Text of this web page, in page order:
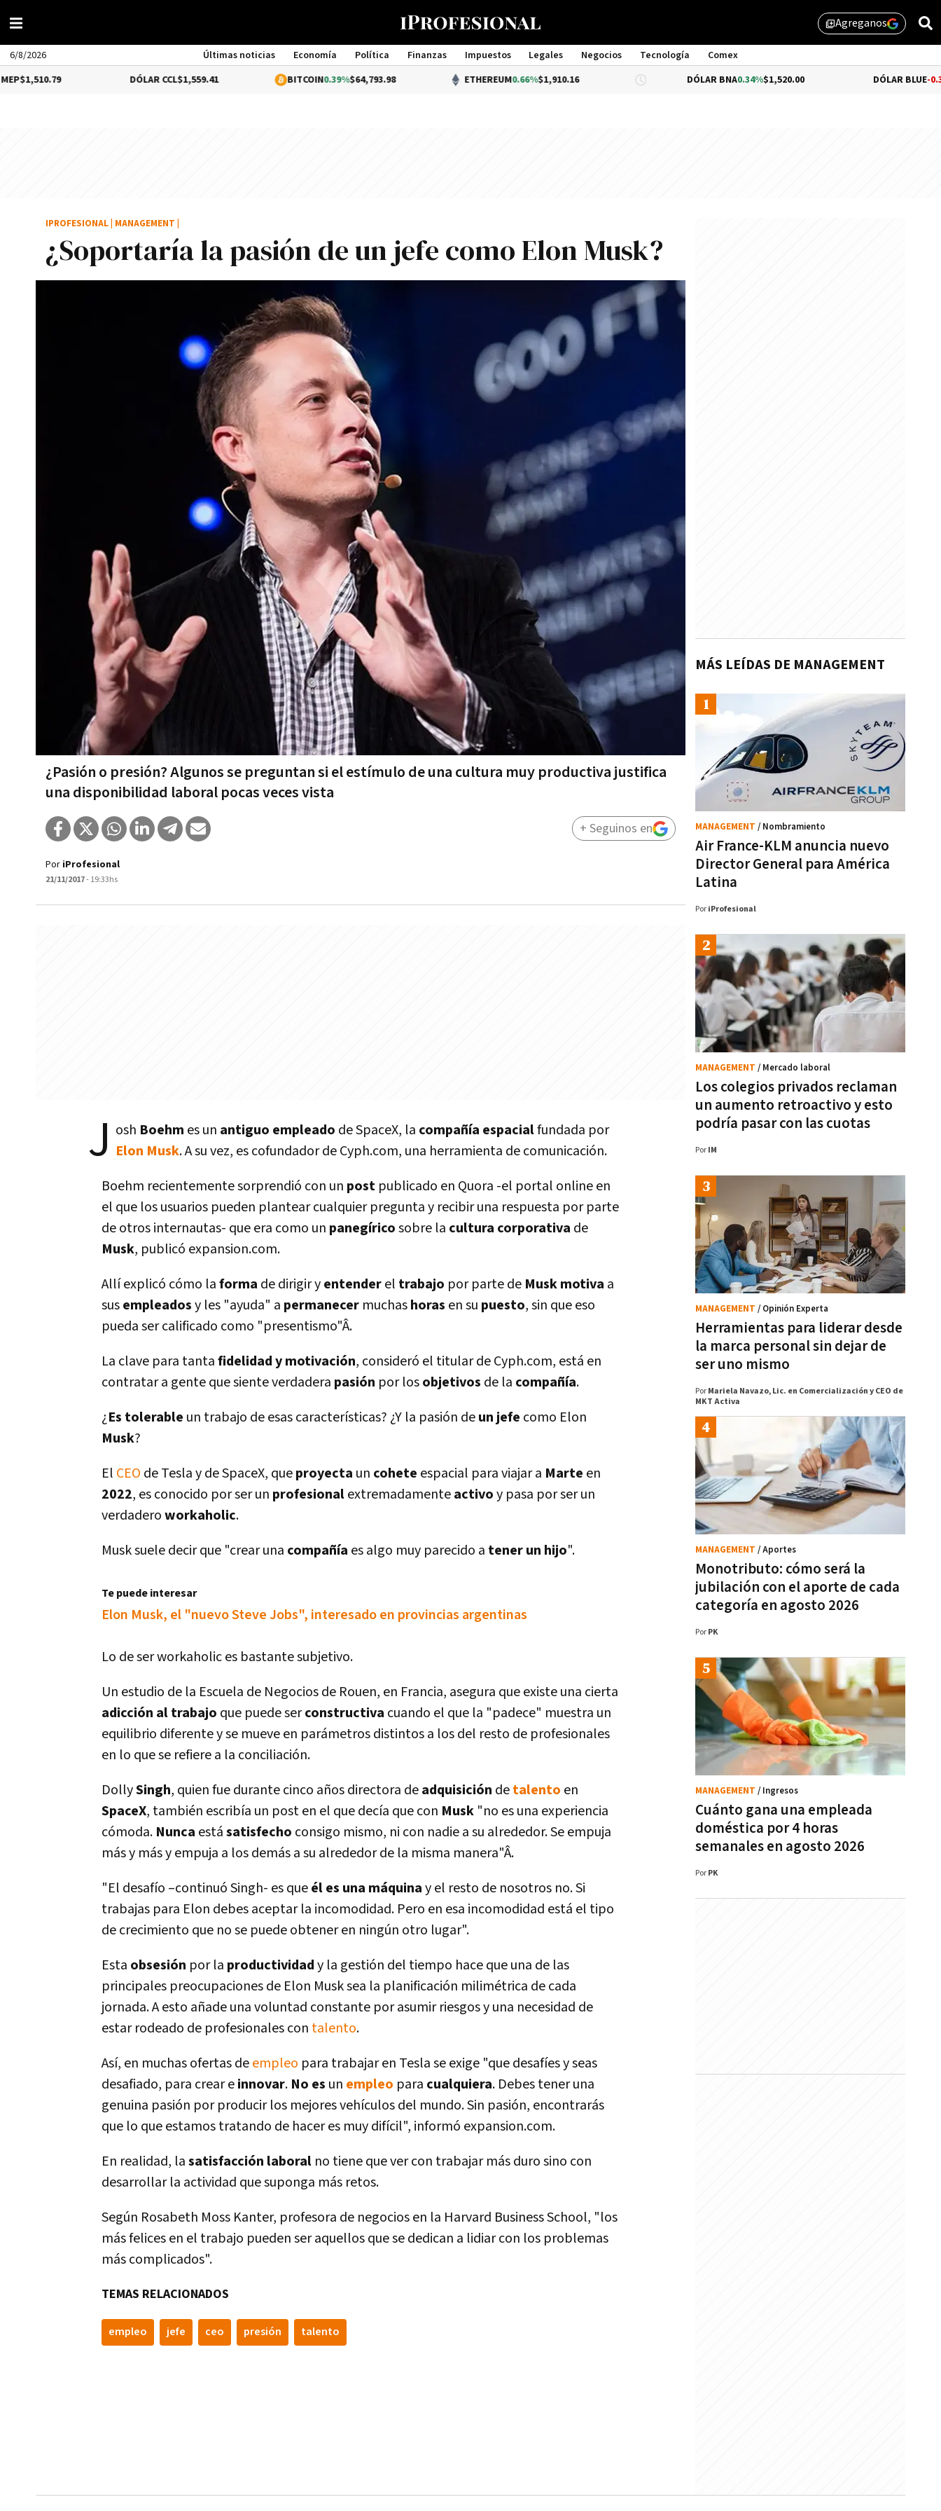
library_addAgreganos
6/8/2026 Últimas noticias Economía Política Finanzas Impuestos Legales Negocios Tecnología
Comex
Management
$1,559.41 BITCOIN0.39%$64,793.98 ETHEREUM 0.66%$1,910.16 DÓLAR BNA0.34%$1,520.00 DÓLAR BLUE-0.33%
¿Soportarí­a la pasión de un jefe como Elon Musk?
¿Pasión o presión? Algunos se preguntan si el estímulo de una cultura muy productiva justifica
una disponibilidad laboral pocas veces vista
IPROFESIONAL MANAGEMENT
Por iProfesional
21/11/2017- 19:33hs
+ Seguinos en
J osh Boehm es un antiguo empleado de SpaceX, la compañí­a espacialfundada por
Elon Musk. A su vez, es cofundador de Cyph.com, una herramienta de comunicación.
Boehm recientemente sorprendió con un post publicado en Quora -el portal online en
el que los usuarios pueden plantear cualquier pregunta y recibir una respuesta por parte
de otros internautas- que era como un panegí­ricosobre la cultura corporativa de
Musk, publicó expansion.com.
Allí­ explicó cómo laforma de dirigir yentenderel trabajo por parte de Muskmotiva a
susempleadosy les "ayuda" a permanecer muchashoras en su puesto, sin que eso
pueda ser calificado como "presentismo"Â.
La clave para tantafidelidad y motivación, consideró el titular de Cyph.com, está en
contratar a gente que siente verdadera pasión por losobjetivos de la compañí­a.
¿Es tolerable un trabajo de esas caracterí­sticas? ¿Y la pasión deun jefe como Elon
Musk?
El CEO de Tesla y de SpaceX, queproyecta un cohete espacial para viajar a Marte en
2022, es conocido por ser un profesionalextremadamenteactivoy pasa por ser un
verdaderoworkaholic.
Musk suele decir que "crear una compañí­a es algo muy parecido a tener un hijo".
Te puede interesar
Elon Musk, el "nuevo Steve Jobs", interesado en provincias argentinas
Lo de ser workaholic es bastante subjetivo.
Un estudio de la Escuela de Negocios de Rouen, en Francia, asegura que existe una cierta
adicción al trabajo que puede serconstructiva cuando el que la "padece" muestra un
equilibrio diferente y se mueve en parámetros distintos a los del resto de profesionales
en lo que se refiere a la conciliación.
DollySingh, quien fue durante cinco años directora deadquisición detalento en
SpaceX, también escribí­a un post en el que decí­a que con Musk "no es una experiencia
cómoda. Nunca estásatisfecho consigo mismo, ni con nadie a su alrededor. Se empuja
más y más y empuja a los demás a su alrededor de la misma manera"Â.
"El desafí­o –continuó Singh- es queél es una máquinay el resto de nosotros no. Si
trabajas para Elon debes aceptar la incomodidad. Pero en esa incomodidad está el tipo
de crecimiento que no se puede obtener en ningún otro lugar".
Esta obsesión por la productividady la gestión del tiempo hace que una de las
principales preocupaciones de Elon Musk sea la planificación milimétrica de cada
jornada. A esto añade una voluntad constante por asumir riesgos y una necesidad de
estar rodeado de profesionales con talento.
Así­, en muchas ofertas deempleo para trabajar en Tesla se exige "que desafí­es y seas
desafiado, para crear einnovar. No es un empleo para cualquiera. Debes tener una
genuina pasión por producir los mejores vehí­culos del mundo. Sin pasión, encontrarás
que lo que estamos tratando de hacer es muy difí­cil", informó expansion.com.
En realidad, lasatisfacción laboral no tiene que ver con trabajar más duro sino con
desarrollar la actividad que suponga más retos.
Según Rosabeth Moss Kanter, profesora de negocios en la Harvard Business School, "los
más felices en el trabajo pueden ser aquellos que se dedican a lidiar con los problemas
más complicados".
TEMAS RELACIONADOS
empleo jefe ceo presión talento
MÁS LEÍDAS DE MANAGEMENT
Air France-KLM anuncia nuevo
Director General para América
Latina
MANAGEMENT / Nombramiento
Por iProfesional
Los colegios privados reclaman
un aumento retroactivo y esto
podría pasar con las cuotas
MANAGEMENT / Mercado laboral
Por IM
Herramientas para liderar desde
la marca personal sin dejar de
ser uno mismo
MANAGEMENT / Opinión Experta
Por Mariela Navazo, Lic. en Comercialización y CEO de
MKT Activa
Monotributo: cómo será la
jubilación con el aporte de cada
categoría en agosto 2026
MANAGEMENT / Aportes
Por PK
Cuánto gana una empleada
doméstica por 4 horas
semanales en agosto 2026
MANAGEMENT / Ingresos
Por PK